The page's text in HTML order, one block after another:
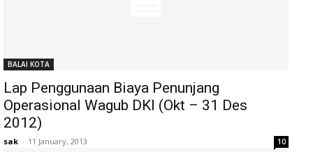
BALAI KOTA
Lap Penggunaan Biaya Penunjang
Operasional Wagub DKI (Okt – 31 Des
2012)
sak - 11 January, 2013 10